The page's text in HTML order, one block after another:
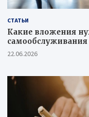
СТАТЬИ
Какие вложения
самообслуживания
22.06.2026